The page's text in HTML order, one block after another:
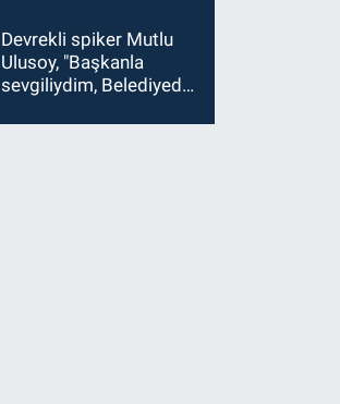
Devrekli spiker Mutlu
Ulusoy, "Başkanla
sevgiliydim, Belediyede